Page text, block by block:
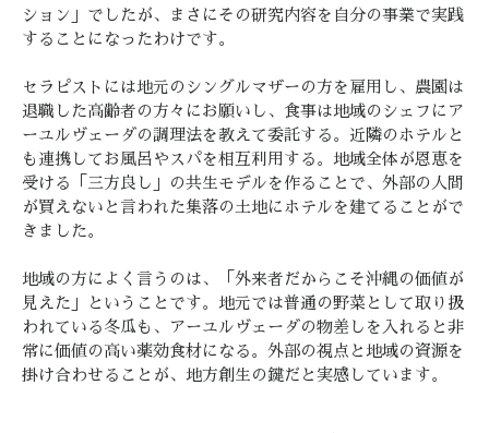
ション」でしたが、まさにその研究内容を自分の事業で実践
することになったわけです。
セラピストには地元のシングルマザーの方を雇用し、農園は
退職した高齢者の方々にお願いし、食事は地域のシェフにア
ーユルヴェーダの調理法を教えて委託する。近隣のホテルと
も連携してお風呂やスパを相互利用する。地域全体が恩恵を
受ける「三方良し」の共生モデルを作ることで、外部の人間
が買えないと言われた集落の土地にホテルを建てることがで
きました。
地域の方によく言うのは、「外来者だからこそ沖縄の価値が
見えた」ということです。地元では普通の野菜として取り扱
われている冬瓜も、アーユルヴェーダの物差しを入れると非
常に価値の高い薬効食材になる。外部の視点と地域の資源を
掛け合わせることが、地方創生の鍵だと実感しています。